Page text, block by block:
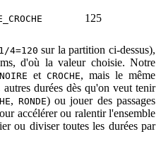
125
4=120 sur la partition ci-dessus),
d'où la valeur choisie. Notre
NOIRE et CROCHE, mais le même
durées dès qu'on veut tenir
, RONDE) ou jouer des passages
accélérer ou ralentir l'ensemble
ou diviser toutes les durées par